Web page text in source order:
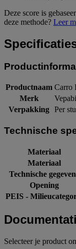
Deze score is
deze methode? Leer
Productnaam Carro
Merk
Verpakking Per
Technische
Materiaal
Materiaal
Technische
Opening
PEIS -
Selecteer je product